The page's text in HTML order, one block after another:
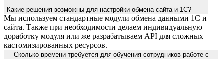
Какие решения возможны для настройки обмена сайта и 1С?
Мы используем стандартные модули обмена данными 1С и
сайта. Также при необходимости делаем индивидуальную
доработку модуля или же разрабатываем API для сложных
кастомизированных ресурсов.
Сколько времени требуется для обучения сотрудников работе с